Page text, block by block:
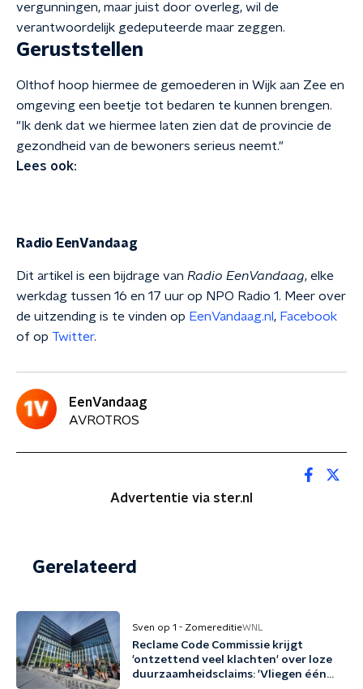
vergunningen, maar juist door overleg, wil de
verantwoordelijk gedeputeerde maar zeggen.
Geruststellen
Olthof hoop hiermee de gemoederen in Wijk aan Zee en
omgeving een beetje tot bedaren te kunnen brengen.
"Ik denk dat we hiermee laten zien dat de provincie de
gezondheid van de bewoners serieus neemt."
Lees ook:
Radio EenVandaag
Dit artikel is een bijdrage van Radio EenVandaag, elke
werkdag tussen 16 en 17 uur op NPO Radio 1. Meer over
de uitzending is te vinden op EenVandaag.nl , Facebook
of op Twitter.
EenVandaag
AVROTROS
Advertentie via ster.nl
Gerelateerd
Sven op 1 - ZomereditieWNL
Reclame Code Commissie krijgt
'ontzettend veel klachten' over loze
duurzaamheidsclaims: 'Vliegen één